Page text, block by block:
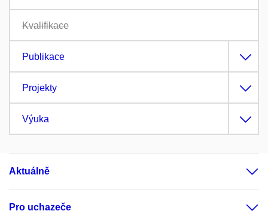
Kvalifikace
Publikace
Projekty
Výuka
Aktuálně
Pro uchazeče